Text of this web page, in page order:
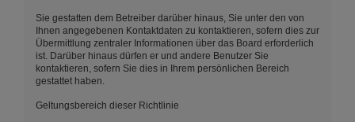
Sie gestatten dem Betreiber darüber hinaus, Sie unter den von
Ihnen angegebenen Kontaktdaten zu kontaktieren, sofern dies zur
Übermittlung zentraler Informationen über das Board erforderlich
ist. Darüber hinaus dürfen er und andere Benutzer Sie
kontaktieren, sofern Sie dies in Ihrem persönlichen Bereich
gestattet haben.
Geltungsbereich dieser Richtlinie